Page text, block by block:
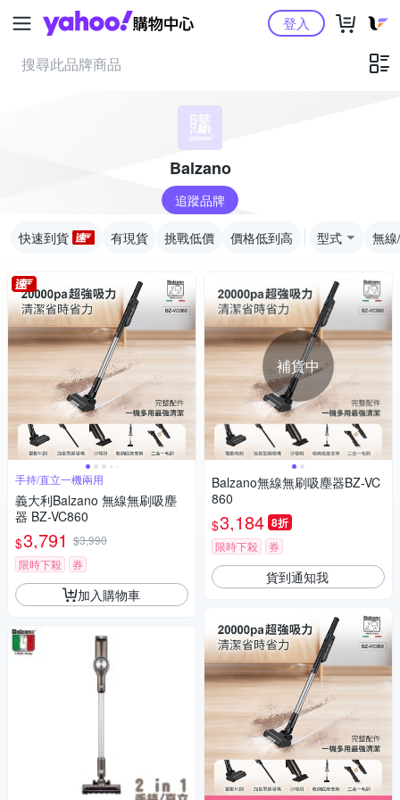
Yahoo購物中心登入
Balzano
追蹤品牌
快速到貨 有現貨 挑戰低價 價格低到高 型式 無
手持/直立一機兩用
義大利Balzano 無線無刷吸塵
器 BZ-VC860
$3,791 $3,990
限時下殺
券
加入購物車
補貨中
Balzano無線無刷吸塵器BZ-VC
860
$3,184 8折
限時下殺 券
貨到通知我